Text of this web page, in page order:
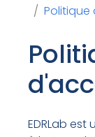
Politique
EDRLab